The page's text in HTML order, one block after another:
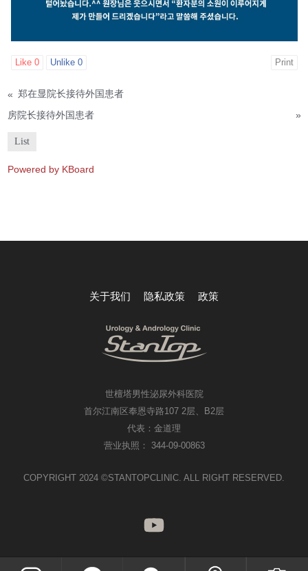
Like 0 Unlike 0 Print
« 郑在显院长接待外国患者
房院长接待外国患者 »
List
Powered by KBoard
关于我们 隐私政策 政策
世檀塔男性泌尿外科医院
首尔江南区奉恩寺路107 2层、B2层
代表：金道理
营业执照： 344-09-00863
COPYRIGHT 2024 ©STANTOPCLINIC. ALL RIGHT RESERVED.